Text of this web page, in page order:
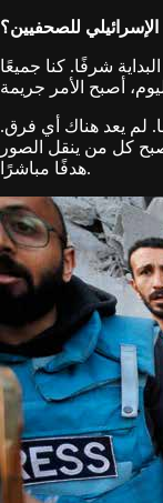
للصحفيين؟
شرفًا. كنا جميعًا
لم يعد هناك أي فرق.
كل من ينقل الصور
هدفًا مباشرًا.